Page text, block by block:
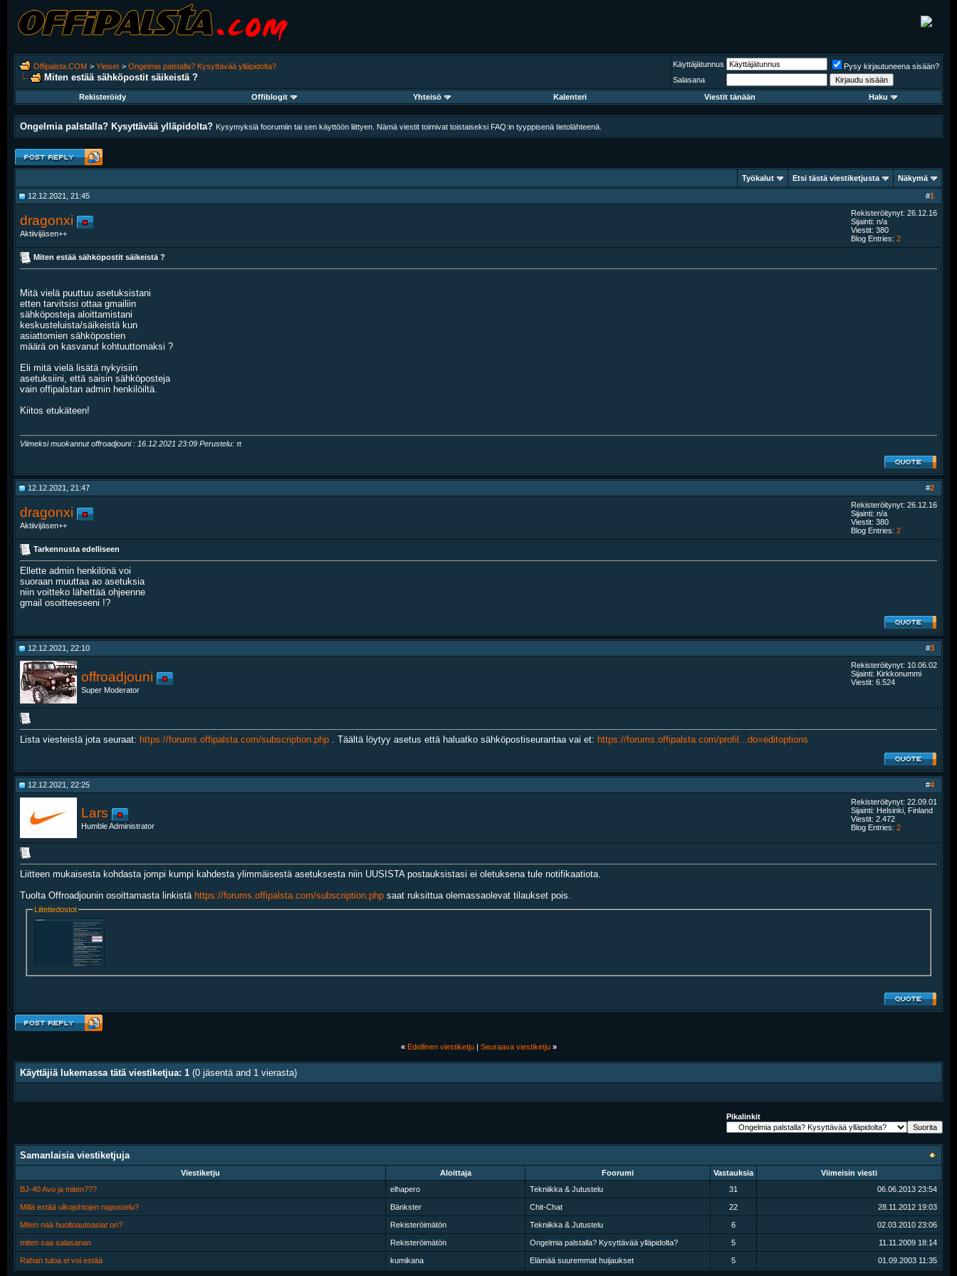
Offipalsta.COM > Yleiset > Ongelmia palstalla? Kysyttävää ylläpidolta?
Miten estää sähköpostit säikeistä ?
Käyttäjätunnus
Pysy kirjautuneena sisään?
Salasana
Rekisteröidy
Offiblogit Yhteisö Kalenteri Viestit tänään Haku
Ongelmia palstalla? Kysyttävää ylläpidolta? Kysymyksiä foorumiin tai sen käyttöön liittyen. Nämä viestit toimivat toistaiseksi FAQ:in tyyppisenä tietolähteenä.
Työkalut Etsi tästä viestiketjusta Näkymä
#1
12.12.2021, 21:45
dragonxi
Aktiivijäsen++
Rekisteröitynyt: 26.12.16
Sijainti: n/a
Viestit: 380
Blog Entries: 2
Miten estää sähköpostit säikeistä ?
Mitä vielä puuttuu asetuksistani
etten tarvitsisi ottaa gmailiin
sähköposteja aloittamistani
keskusteluista/säikeistä kun
asiattomien sähköpostien
määrä on kasvanut kohtuuttomaksi ?
Eli mitä vielä lisätä nykyisiin
asetuksiini, että saisin sähköposteja
vain offipalstan admin henkilöiltä.
Kiitos etukäteen!
Viimeksi muokannut offroadjouni : 16.12.2021 23:09 Perustelu: π
#2
12.12.2021, 21:47
dragonxi
Aktiivijäsen++
Rekisteröitynyt: 26.12.16
Sijainti: n/a
Viestit: 380
Blog Entries: 2
Tarkennusta edelliseen
Ellette admin henkilönä voi
suoraan muuttaa ao asetuksia
niin voitteko lähettää ohjeenne
gmail osoitteeseeni !?
#3
12.12.2021, 22:10
offroadjouni
Super Moderator
Rekisteröitynyt: 10.06.02
Sijainti: Kirkkonummi
Viestit: 6.524
Lista viesteistä jota seuraat: https://forums.offipalsta.com/subscription.php . Täältä löytyy asetus että haluatko sähköpostiseurantaa vai et: https://forums.offipalsta.com/profil...do=editoptions
#4
12.12.2021, 22:25
Lars
Humble Administrator
Rekisteröitynyt: 22.09.01
Sijainti: Helsinki, Finland
Viestit: 2.472
Blog Entries: 2
Liitteen mukaisesta kohdasta jompi kumpi kahdesta ylimmäisestä asetuksesta niin UUSISTA postauksistasi ei oletuksena tule notifikaatiota.
Tuolta Offroadjounin osoittamasta linkistä https://forums.offipalsta.com/subscription.php saat ruksittua olemassaolevat tilaukset pois.
Liitetiedostot
« Edellinen viestiketju| Seuraava viestiketju »
Käyttäjiä lukemassa tätä viestiketjua: 1 (0 jäsentä and 1 vierasta)
Pikalinkit
Samanlaisia viestiketjuja
Viestiketju Aloittaja Foorumi Vastauksia
Viimeisin viesti
BJ-40 Avo ja miten???
elhapero Tekniikka & Jutustelu 31 06.06.2013 23:54
Millä estää ulkojohtojen napostelu? Bänkster Chit-Chat 22 28.11.2012 19:03
Miten nää huoltoautoasiat on? Rekisteröimätön Tekniikka & Jutustelu 6 02.03.2010 23:06
miten saa salasanan Rekisteröimätön Ongelmia palstalla? Kysyttävää ylläpidolta? 5 11.11.2009 18:14
Rahan tuloa ei voi estää kumikana Elämää suuremmat huijaukset 5 01.09.2003 11:35